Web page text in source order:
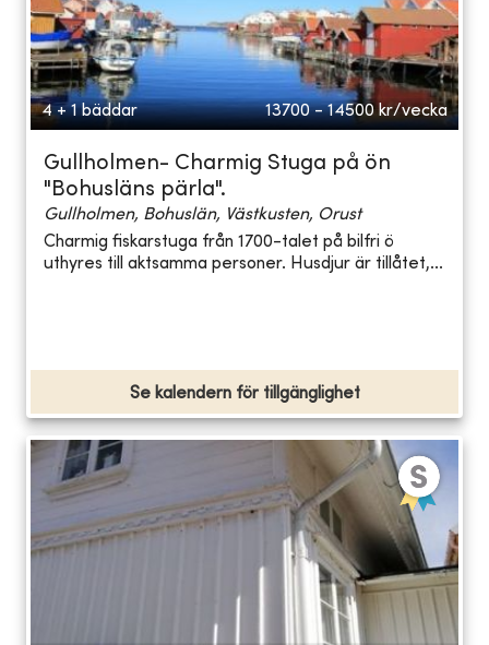
4 + 1 bäddar 13700 - 14500 kr/vecka
Gullholmen- Charmig Stuga på ön
"Bohusläns pärla".
Gullholmen, Bohuslän, Västkusten, Orust
Charmig fiskarstuga från 1700-talet på bilfri ö
uthyres till aktsamma personer. Husdjur är tillåtet,...
Se kalendern för tillgänglighet